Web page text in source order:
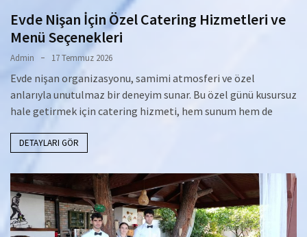
Evde Nişan İçin Özel Catering Hizmetleri ve
Menü Seçenekleri
Admin 17 Temmuz 2026
Evde nişan organizasyonu, samimi atmosferi ve özel
anlarıyla unutulmaz bir deneyim sunar. Bu özel günü kusursuz
hale getirmek için catering hizmeti, hem sunum hem de
DETAYLARI GÖR